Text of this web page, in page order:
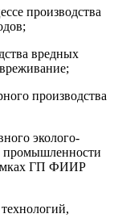
производства
вредных
производства
эколого-
промышленности
ГП ФИИР